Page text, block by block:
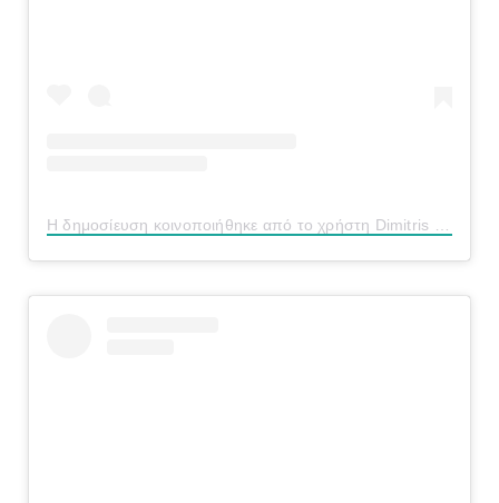
Η δημοσίευση κοινοποιήθηκε από το χρήστη Dimitris G. (@dimigkik)